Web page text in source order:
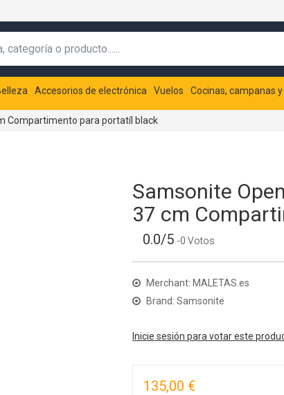
Accesorios de electrónica Vuelos Cocinas, campanas
Compartimento para portatíl black
Samsonite
37 cm
0.0/5 -0 Votos
Merchant: MALETAS.es
Brand: Samsonite
Inicie sesión para votar este
135,00 €